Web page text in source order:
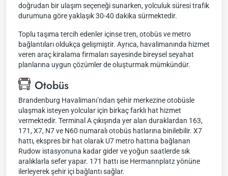
doğrudan bir ulaşım seçeneği sunarken, yolculuk süresi trafik
durumuna göre yaklaşık 30-40 dakika sürmektedir.
Toplu taşıma tercih edenler içinse tren, otobüs ve metro
bağlantıları oldukça gelişmiştir. Ayrıca, havalimanında hizmet
veren araç kiralama firmaları sayesinde bireysel seyahat
planlarına uygun çözümler de oluşturmak mümkündür.
Otobüs
Brandenburg Havalimanı’ndan şehir merkezine otobüsle
ulaşmak isteyen yolcular için birkaç farklı hat hizmet
vermektedir. Terminal A çıkışında yer alan duraklardan 163,
171, X7, N7 ve N60 numaralı otobüs hatlarına binilebilir. X7
hattı, ekspres bir hat olarak U7 metro hattına bağlanan
Rudow istasyonuna kadar gider ve yoğun saatlerde sık
aralıklarla sefer yapar. 171 hattı ise Hermannplatz yönüne
ilerleyerek şehir içi bağlantı sağlar.